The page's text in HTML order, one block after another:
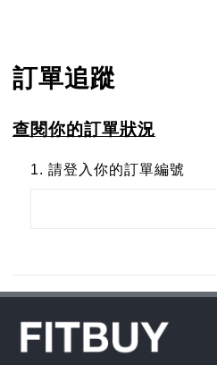
訂單追蹤
查閱你的訂單狀況
1. 請登入你的訂單編號